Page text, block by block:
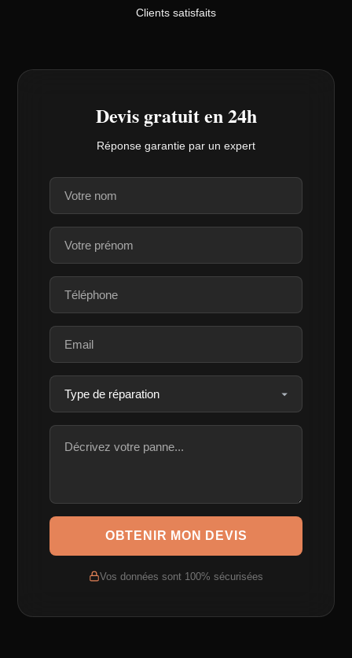
Clients satisfaits
Devis gratuit en 24h
Réponse garantie par un expert
OBTENIR MON DEVIS
Vos données sont 100% sécurisées